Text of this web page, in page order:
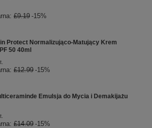
£9.19 -15%
Protect Normalizująco-Matujący Krem
50 40ml
£12.99 -15%
Emulsja do Mycia i Demakijażu
£14.09 -15%